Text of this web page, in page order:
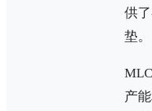
供
垫。
产